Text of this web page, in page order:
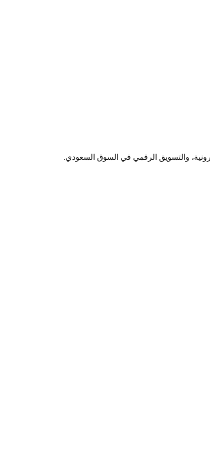
والتسويق الرقمي في السوق السعودي.